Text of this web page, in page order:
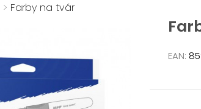
> Farby na tvár
EAN: